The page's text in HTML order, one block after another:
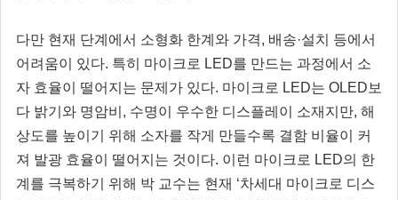
다만 현재 단계에서 소형화 한계와 가격, 배송·설치 등에서
어려움이 있다. 특히 마이크로 LED를 만드는 과정에서 소
자 효율이 떨어지는 문제가 있다. 마이크로 LED는 OLED보
다 밝기와 명암비, 수명이 우수한 디스플레이 소재지만, 해
상도를 높이기 위해 소자를 작게 만들수록 결함 비율이 커
져 발광 효율이 떨어지는 것이다. 이런 마이크로 LED의 한
계를 극복하기 위해 박 교수는 현재 ‘차세대 마이크로 디스